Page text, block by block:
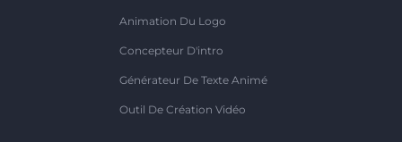
Animation Du Logo
Concepteur D'intro
Générateur De Texte Animé
Outil De Création Vidéo